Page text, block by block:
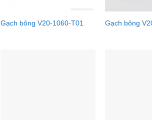
Gạch bông V20-1060-T01 Gạch bông